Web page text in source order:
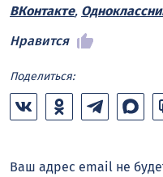
ВКонтакте,
Нравится
Поделиться:
Ваш адрес email не